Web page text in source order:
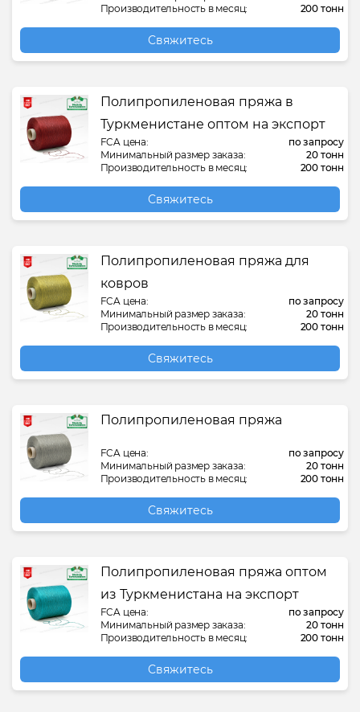
Производительность в месяц:
200 тонн
Свяжитесь
Полипропиленовая пряжа в
Туркменистане оптом на экспорт
FCA цена:
по запросу
Минимальный размер заказа:
20 тонн
Производительность в месяц:
200 тонн
Свяжитесь
Полипропиленовая пряжа для
ковров
FCA цена:
по запросу
Минимальный размер заказа:
20 тонн
Производительность в месяц:
200 тонн
Свяжитесь
Полипропиленовая пряжа
FCA цена:
по запросу
Минимальный размер заказа:
20 тонн
Производительность в месяц:
200 тонн
Свяжитесь
Полипропиленовая пряжа оптом
из Туркменистана на экспорт
FCA цена:
по запросу
Минимальный размер заказа:
20 тонн
Производительность в месяц:
200 тонн
Свяжитесь